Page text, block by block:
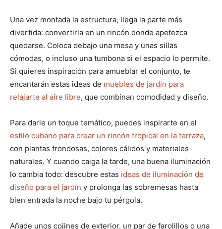
Una vez montada la estructura, llega la parte más
divertida: convertirla en un rincón donde apetezca
quedarse. Coloca debajo una mesa y unas sillas
cómodas, o incluso una tumbona si el espacio lo permite.
Si quieres inspiración para amueblar el conjunto, te
encantarán estas ideas de muebles de jardín para
relajarte al aire libre, que combinan comodidad y diseño.
Para darle un toque temático, puedes inspirarte en el
estilo cubano para crear un rincón tropical en la terraza,
con plantas frondosas, colores cálidos y materiales
naturales. Y cuando caiga la tarde, una buena iluminación
lo cambia todo: descubre estas ideas de iluminación de
diseño para el jardín y prolonga las sobremesas hasta
bien entrada la noche bajo tu pérgola.
Añade unos cojines de exterior, un par de farolillos o una